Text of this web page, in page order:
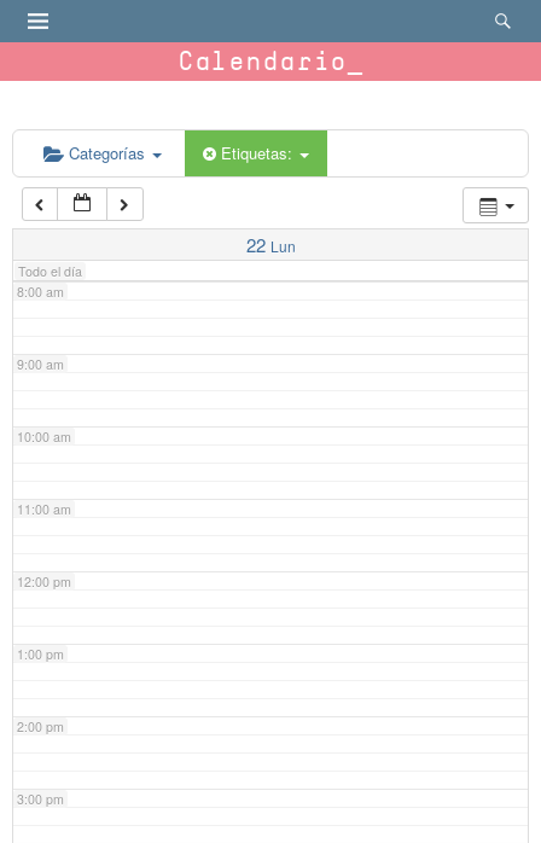
Calendario
Categorías Etiquetas:
22 Lun
Todo el día
6:00 am
7:00 am
8:00 am
9:00 am
10:00 am
11:00 am
12:00 pm
1:00 pm
2:00 pm
3:00 pm